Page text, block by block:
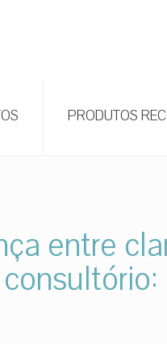
PRODUTOS
entre